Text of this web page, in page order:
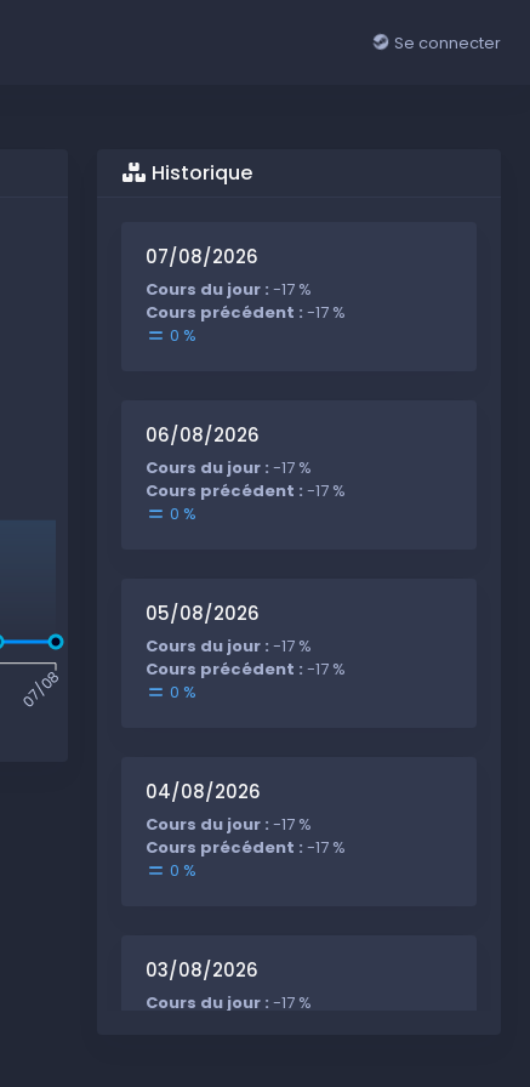
Se connecter
07/08
Historique
07/08/2026
Cours du jour :-17 %
Cours précédent :-17 %
0 %
06/08/2026
Cours du jour :-17 %
Cours précédent :-17 %
0 %
05/08/2026
Cours du jour :-17 %
Cours précédent :-17 %
0 %
04/08/2026
Cours du jour :-17 %
Cours précédent :-17 %
0 %
03/08/2026
Cours du jour :-17 %